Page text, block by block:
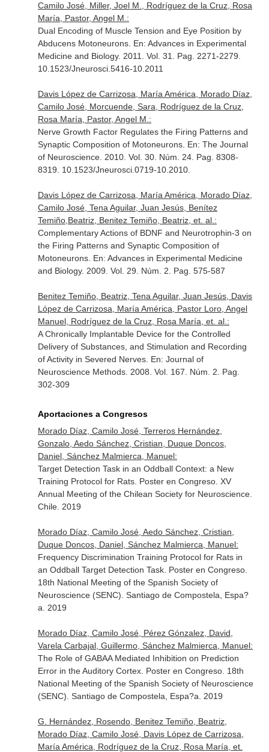
Camilo José, Miller, Joel M., Rodríguez de la Cruz, Rosa
María, Pastor, Angel M.:
Dual Encoding of Muscle Tension and Eye Position by
Abducens Motoneurons. En: Advances in Experimental
Medicine and Biology. 2011. Vol. 31. Pag. 2271-2279.
10.1523/Jneurosci.5416-10.2011
Davis López de Carrizosa, María América, Morado Díaz,
Camilo José, Morcuende, Sara, Rodríguez de la Cruz,
Rosa María, Pastor, Angel M.:
Nerve Growth Factor Regulates the Firing Patterns and
Synaptic Composition of Motoneurons. En: The Journal
of Neuroscience. 2010. Vol. 30. Núm. 24. Pag. 8308-
8319. 10.1523/Jneurosci.0719-10.2010.
Davis López de Carrizosa, María América, Morado Díaz,
Camilo José, Tena Aguilar, Juan Jesús, Benítez
Temiño,Beatriz, Benitez Temiño, Beatriz, et. al.:
Complementary Actions of BDNF and Neurotrophin-3 on
the Firing Patterns and Synaptic Composition of
Motoneurons. En: Advances in Experimental Medicine
and Biology. 2009. Vol. 29. Núm. 2. Pag. 575-587
Benitez Temiño, Beatriz, Tena Aguilar, Juan Jesús, Davis
López de Carrizosa, María América, Pastor Loro, Angel
Manuel, Rodríguez de la Cruz, Rosa María, et. al.:
A Chronically Implantable Device for the Controlled
Delivery of Substances, and Stimulation and Recording
of Activity in Severed Nerves. En: Journal of
Neuroscience Methods. 2008. Vol. 167. Núm. 2. Pag.
302-309
Aportaciones a Congresos
Morado Díaz, Camilo José, Terreros Hernández,
Gonzalo, Aedo Sánchez, Cristian, Duque Doncos,
Daniel, Sánchez Malmierca, Manuel:
Target Detection Task in an Oddball Context: a New
Training Protocol for Rats. Poster en Congreso. XV
Annual Meeting of the Chilean Society for Neuroscience.
Chile. 2019
Morado Díaz, Camilo José, Aedo Sánchez, Cristian,
Duque Doncos, Daniel, Sánchez Malmierca, Manuel:
Frequency Discrimination Training Protocol for Rats in
an Oddball Target Detection Task. Poster en Congreso.
18th National Meeting of the Spanish Society of
Neuroscience (SENC). Santiago de Compostela, Espa?
a. 2019
Morado Díaz, Camilo José, Pérez Gónzalez, David,
Varela Carbajal, Guillermo, Sánchez Malmierca, Manuel:
The Role of GABAA Mediated Inhibition on Prediction
Error in the Auditory Cortex. Poster en Congreso. 18th
National Meeting of the Spanish Society of Neuroscience
(SENC). Santiago de Compostela, Espa?a. 2019
G. Hernández, Rosendo, Benitez Temiño, Beatriz,
Morado Díaz, Camilo José, Davis López de Carrizosa,
María América, Rodríguez de la Cruz, Rosa María, et.